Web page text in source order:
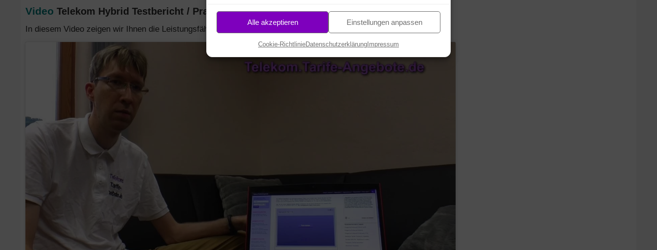
Alle akzeptieren Einstellungen anpassen
Cookie-RichtlinieDatenschutzerklärung Impressum
Video Telekom Hybrid Testbericht / Praxistest Nachlese
In diesem Video zeigen wir Ihnen die Leistungsfähigkeit unseres Hybrid Anschlusses.